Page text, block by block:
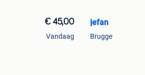
€ 45,00
Vandaag
jefan
Brugge